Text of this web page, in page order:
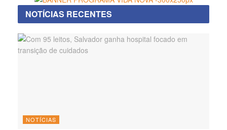
NOTÍCIAS RECENTES
NOTÍCIAS